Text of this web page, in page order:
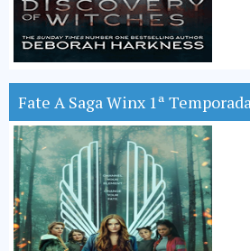
Fate A Saga Winx 1ª